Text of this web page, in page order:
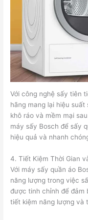
Với công nghệ sấy tiên
hãng mang lại hiệu
khô ráo và mềm mại
máy sấy Bosch để sấy
hiệu quả và nhanh
4. Tiết Kiệm Thời Gian
Với máy sấy quần áo
năng lượng trong việc
được tinh chỉnh để đảm
tiết kiệm năng lượng và